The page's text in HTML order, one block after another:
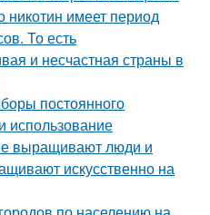
никотин имеет период
То есть
и несчастная страны в
постоянного
использование
выращивают люди и
искусственно на